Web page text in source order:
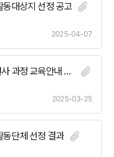
대상지 선정 공고
2025-04-07
2025년 경기도 조경가든대학·시민정원사 과정 교육안내 공고
2025-03-25
단체 선정 결과